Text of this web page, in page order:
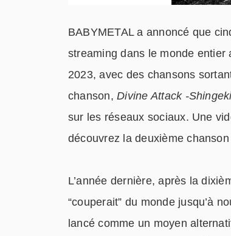
BABYMETAL a annoncé que
streaming dans le monde
2023, avec des chansons
chanson,Divine Attack -
sur les réseaux sociaux. Une
découvrez la deuxième
L’année dernière, après la
“couperait” du monde jusqu’à
lancé comme un moyen